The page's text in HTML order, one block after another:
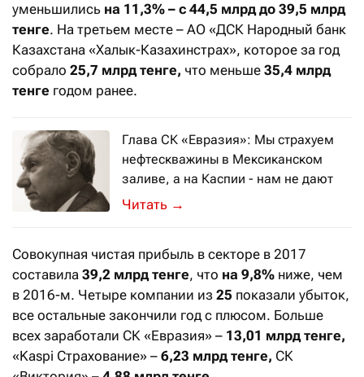
уменьшились на 11,3% – с 44,5 млрд до 39,5 млрд
тенге. На третьем месте – АО «ДСК Народный банк
Казахстана «Халык-Казахинстрах», которое за год
собрало 25,7 млрд тенге, что меньше 35,4 млрд
тенге годом ранее.
Глава СК «Евразия»: Мы страхуем
нефтескважины в Мексиканском
заливе, а на Каспии - нам не дают
Борис Уманов – о регулировании
→
Совокупная чистая прибыль в секторе в 2017
составила 39,2 млрд тенге, что на 9,8% ниже, чем
в 2016-м. Четыре компании из 25 показали убыток,
все остальные закончили год с плюсом. Больше
всех заработали СК «Евразия» – 13,01 млрд тенге,
«Kaspi Страхование» – 6,23 млрд тенге, СК